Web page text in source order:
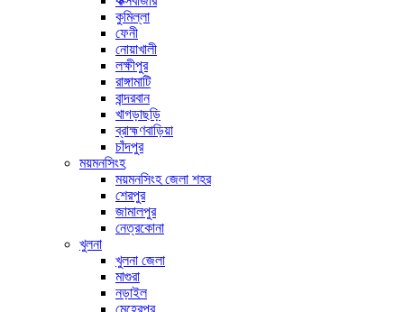
কুমিল্লা
ফেনী
নোয়াখালী
লক্ষীপুর
রাঙ্গামাটি
বান্দরবান
খাগড়াছড়ি
ব্রাহ্মণবাড়িয়া
চাঁদপুর
ময়মনসিংহ
ময়মনসিংহ জেলা শহর
শেরপুর
জামালপুর
নেত্রকোনা
খুলনা
খুলনা জেলা
মাগুরা
নড়াইল
মেহেরপুর